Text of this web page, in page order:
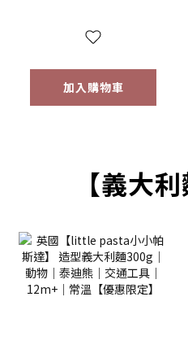
加入購物車
【義大